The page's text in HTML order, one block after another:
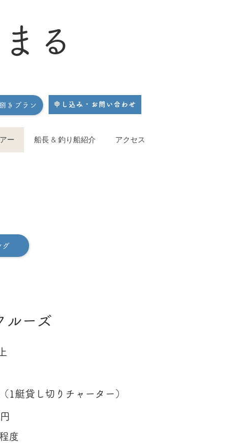
る
きプラン 申し込み・お問い合わせ
ー 船長 & 釣り船紹介 アクセス
グ
ルーズ
1艇貸し切りチャーター）
度